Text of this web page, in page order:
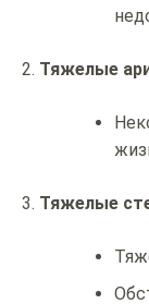
Тяжелые
Тяжелые